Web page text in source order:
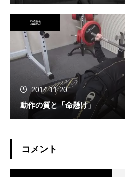
運動
2014.11.20
動作の質と「命懸け」
コメント